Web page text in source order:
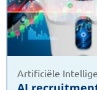
Artificiële